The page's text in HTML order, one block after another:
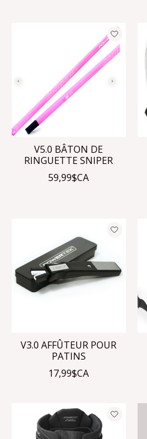
V5.0 BÂTON DE
RINGUETTE SNIPER
59,99$CA
V3.0 AFFÛTEUR POUR
PATINS
17,99$CA